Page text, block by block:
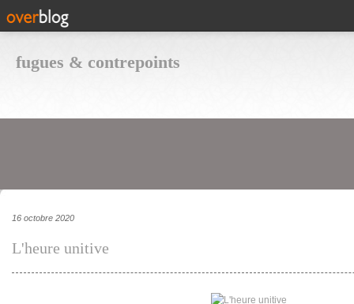
fugues & contrepoints
16 octobre 2020
L'heure unitive